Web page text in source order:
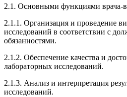
2.1. Основными функциями врача-
2.1.1. Организация и проведение
исследований в соответствии с
обязанностями.
2.1.2. Обеспечение качества и
лабораторных исследований.
2.1.3. Анализ и интерпретация
исследований.